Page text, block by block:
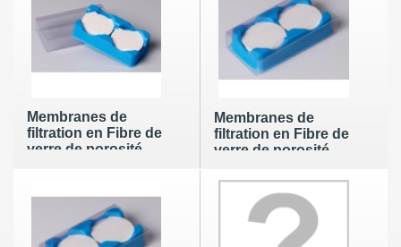
Membranes de
filtration en Fibre de
verre de porosité
boite)
Membranes de
filtration en Fibre de
verre de porosité
37mm (100 par